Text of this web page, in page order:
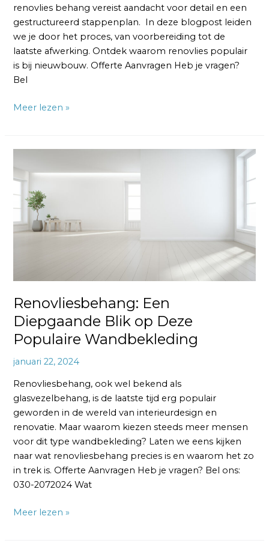
renovlies behang vereist aandacht voor detail en een
gestructureerd stappenplan. In deze blogpost leiden
we je door het proces, van voorbereiding tot de
laatste afwerking. Ontdek waarom renovlies populair
is bij nieuwbouw. Offerte Aanvragen Heb je vragen?
Bel
Meer lezen »
Renovliesbehang: Een
Diepgaande Blik op Deze
Populaire Wandbekleding
januari 22, 2024
Renovliesbehang, ook wel bekend als
glasvezelbehang, is de laatste tijd erg populair
geworden in de wereld van interieurdesign en
renovatie. Maar waarom kiezen steeds meer mensen
voor dit type wandbekleding? Laten we eens kijken
naar wat renovliesbehang precies is en waarom het zo
in trek is. Offerte Aanvragen Heb je vragen? Bel ons:
030-2072024 Wat
Een
Diepgaande
Blik
Deze
Meer lezen »